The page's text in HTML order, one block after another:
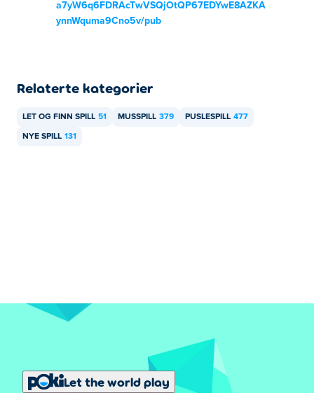
a7yW6q6FDRAcTwVSQjOtQP67EDYwE8AZKA
ynnWquma9Cno5v/pub
Relaterte kategorier
LET OG FINN SPILL 51 MUSSPILL 379 PUSLESPILL 477
NYE SPILL 131
Let the world play